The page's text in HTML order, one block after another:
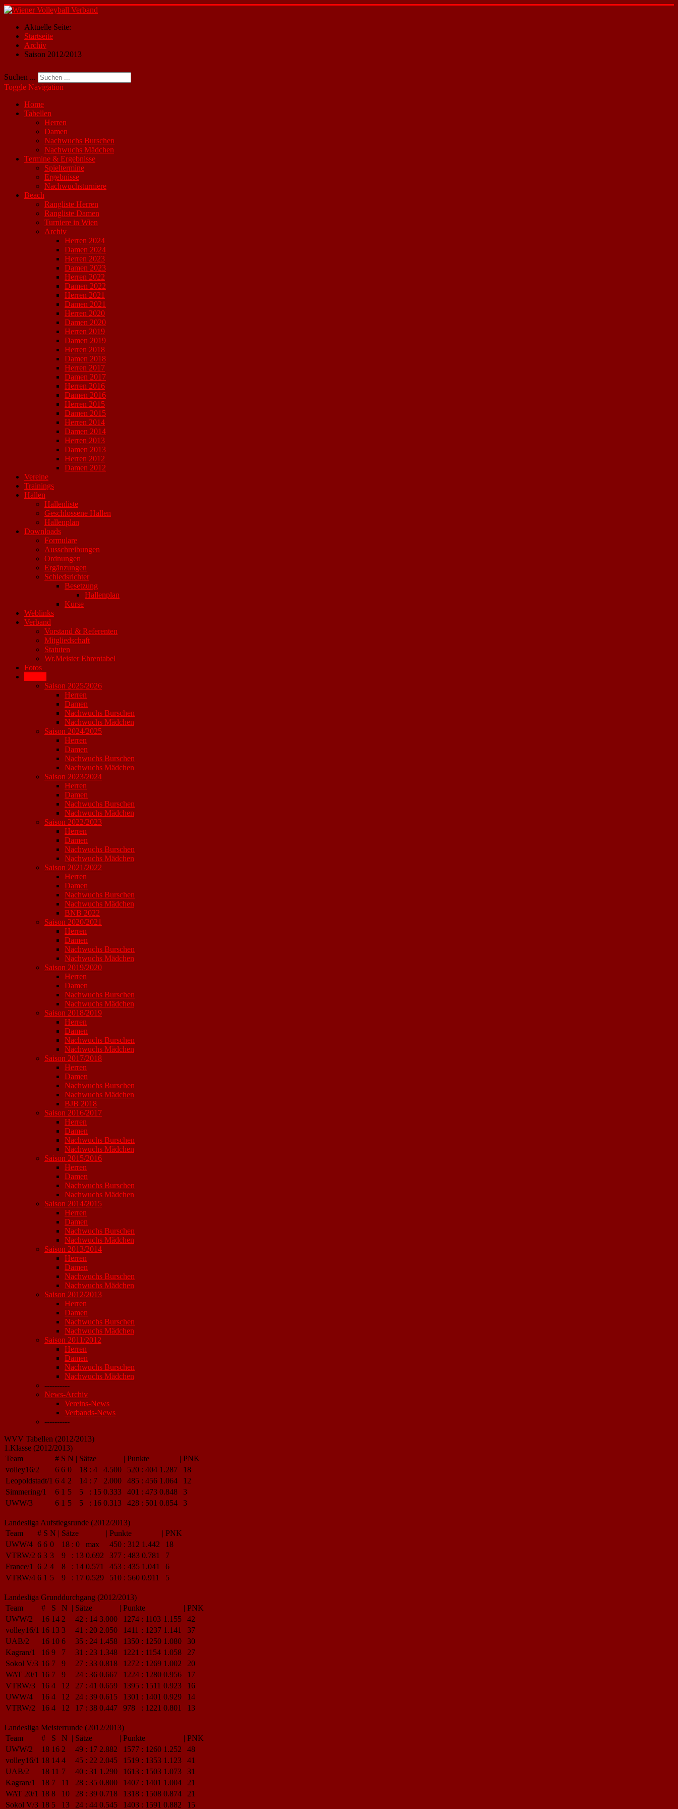
Aktuelle Seite:
Startseite
Archiv
Saison 2012/2013
Suchen ...
Toggle Navigation
Home
Tabellen
Herren
Damen
Nachwuchs Burschen
Nachwuchs Mädchen
Termine & Ergebnisse
Spieltermine
Ergebnisse
Nachwuchsturniere
Beach
Rangliste Herren
Rangliste Damen
Turniere in Wien
Archiv
Herren 2024
Damen 2024
Herren 2023
Damen 2023
Herren 2022
Damen 2022
Herren 2021
Damen 2021
Herren 2020
Damen 2020
Herren 2019
Damen 2019
Herren 2018
Damen 2018
Herren 2017
Damen 2017
Herren 2016
Damen 2016
Herren 2015
Damen 2015
Herren 2014
Damen 2014
Herren 2013
Damen 2013
Herren 2012
Damen 2012
Vereine
Trainings
Hallen
Hallenliste
Geschlossene Hallen
Hallenplan
Downloads
Formulare
Ausschreibungen
Ordnungen
Ergänzungen
Schiedsrichter
Besetzung
Hallenplan
Kurse
Weblinks
Verband
Vorstand & Referenten
Mitgliedschaft
Statuten
Wr.Meister Ehrentabel
Fotos
Saison 2025/2026
Herren
Damen
Nachwuchs Burschen
Nachwuchs Mädchen
Saison 2024/2025
Herren
Damen
Nachwuchs Burschen
Nachwuchs Mädchen
Saison 2023/2024
Herren
Damen
Nachwuchs Burschen
Nachwuchs Mädchen
Saison 2022/2023
Herren
Damen
Nachwuchs Burschen
Nachwuchs Mädchen
Saison 2021/2022
Herren
Damen
Nachwuchs Burschen
Nachwuchs Mädchen
BNB 2022
Saison 2020/2021
Herren
Damen
Nachwuchs Burschen
Nachwuchs Mädchen
Saison 2019/2020
Herren
Damen
Nachwuchs Burschen
Nachwuchs Mädchen
Saison 2018/2019
Herren
Damen
Nachwuchs Burschen
Nachwuchs Mädchen
Saison 2017/2018
Herren
Damen
Nachwuchs Burschen
Nachwuchs Mädchen
BJB 2018
Saison 2016/2017
Herren
Damen
Nachwuchs Burschen
Nachwuchs Mädchen
Saison 2015/2016
Herren
Damen
Nachwuchs Burschen
Nachwuchs Mädchen
Saison 2014/2015
Herren
Damen
Nachwuchs Burschen
Nachwuchs Mädchen
Saison 2013/2014
Herren
Damen
Nachwuchs Burschen
Nachwuchs Mädchen
Saison 2012/2013
Herren
Damen
Nachwuchs Burschen
Nachwuchs Mädchen
Saison 2011/2012
Herren
Damen
Nachwuchs Burschen
Nachwuchs Mädchen
----------
News-Archiv
Vereins-News
Verbands-News
----------
WVV Tabellen (2012/2013)
1.Klasse (2012/2013)
Team
# S N | Sätze | Punkte | PNK
volley16/2
6 6 0 18 : 4 4.500 520 : 404 1.287
18
Leopoldstadt/1 6 4 2 14 : 7 2.000 485 : 456 1.064
12
Simmering/1
6 1 5 5 : 15 0.333 401 : 473 0.848
3
UWW/3
6 1 5 5 : 16 0.313 428 : 501 0.854 3
Landesliga Aufstiegsrunde (2012/2013)
Team
# S N | Sätze | Punkte | PNK
UWW/4 6 6 0 18 : 0 max 450 : 312 1.442
18
VTRW/2 6 3 3 9 : 13 0.692 377 : 483 0.781
7
France/1
6 2 4 8 : 14 0.571 453 : 435 1.041
6
VTRW/4 6 1 5 9 : 17 0.529 510 : 560 0.911 5
Landesliga Grunddurchgang (2012/2013)
Team
# S N | Sätze | Punkte | PNK
UWW/2
16 14 2 42 : 14 3.000 1274 : 1103 1.155
42
volley16/1 16 13 3 41 : 20 2.050 1411 : 1237 1.141
37
UAB/2
16 10 6 35 : 24 1.458 1350 : 1250 1.080
30
Kagran/1
16 9 7 31 : 23 1.348 1221 : 1154 1.058
27
Sokol V/3 16 7 9 27 : 33 0.818 1272 : 1269 1.002
20
WAT 20/1 16 7 9 24 : 36 0.667 1224 : 1280 0.956
17
VTRW/3
16 4 12 27 : 41 0.659 1395 : 1511 0.923
16
UWW/4
16 4 12 24 : 39 0.615 1301 : 1401 0.929
14
VTRW/2
16 4 12 17 : 38 0.447 978 : 1221 0.801 13
Landesliga Meisterrunde (2012/2013)
Team
# S N | Sätze | Punkte | PNK
UWW/2
18 16 2 49 : 17 2.882 1577 : 1260 1.252
48
volley16/1 18 14 4 45 : 22 2.045 1519 : 1353 1.123
41
UAB/2
18 11 7 40 : 31 1.290 1613 : 1503 1.073
31
Kagran/1
18 7 11 28 : 35 0.800 1407 : 1401 1.004
21
WAT 20/1 18 8 10 28 : 39 0.718 1318 : 1508 0.874
21
Sokol V/3 18 5 13 24 : 44 0.545 1403 : 1591 0.882 15